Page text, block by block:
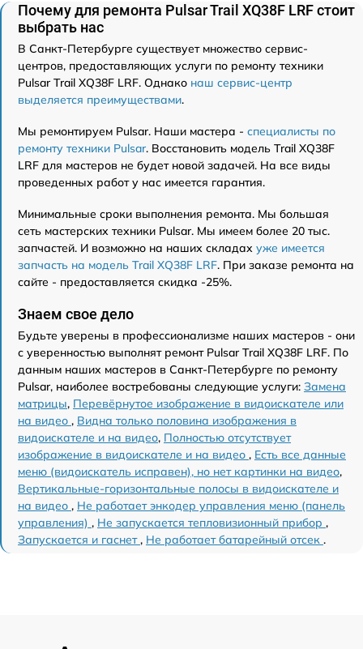
Почему для ремонта Pulsar Trail XQ38F LRF стоит
выбрать нас
В Санкт-Петербурге существует множество сервис-
центров, предоставляющих услуги по ремонту техники
Pulsar Trail XQ38F LRF. Однако наш сервис-центр
выделяется преимуществами.
Мы ремонтируем Pulsar. Наши мастера - специалисты по
ремонту техники Pulsar. Восстановить модель Trail XQ38F
LRF для мастеров не будет новой задачей. На все виды
проведенных работ у нас имеется гарантия.
Минимальные сроки выполнения ремонта. Мы большая
сеть мастерских техники Pulsar. Мы имеем более 20 тыс.
запчастей. И возможно на наших складах уже имеется
запчасть на модель Trail XQ38F LRF. При заказе ремонта на
сайте - предоставляется скидка -25%.
Знаем свое дело
Будьте уверены в профессионализме наших мастеров - они
с уверенностью выполнят ремонт Pulsar Trail XQ38F LRF. По
данным наших мастеров в Санкт-Петербурге по ремонту
Pulsar, наиболее востребованы следующие услуги: Замена
матрицы, Перевёрнутое изображение в видоискателе или
на видео , Видна только половина изображения в
видоискателе и на видео, Полностью отсутствует
изображение в видоискателе и на видео , Есть все данные
меню (видоискатель исправен), но нет картинки на видео,
Вертикальные-горизонтальные полосы в видоискателе и
на видео , Не работает энкодер управления меню (панель
управления) , Не запускается тепловизионный прибор ,
Запускается и гаснет, Не работает батарейный отсек .